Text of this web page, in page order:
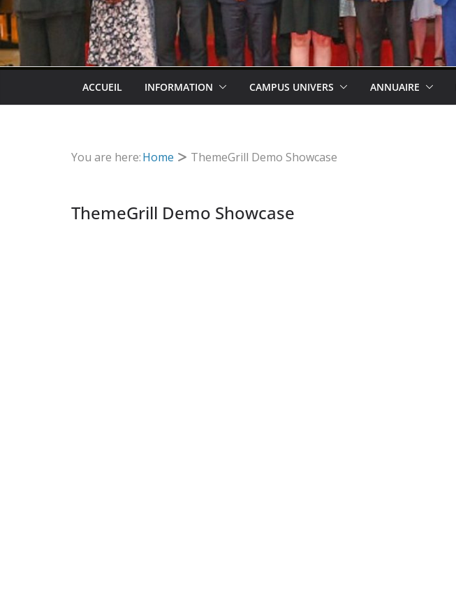
ACCUEIL INFORMATION CAMPUS UNIVERS ANNUAIRE
You are here:Home ThemeGrill Demo Showcase
ThemeGrill Demo Showcase